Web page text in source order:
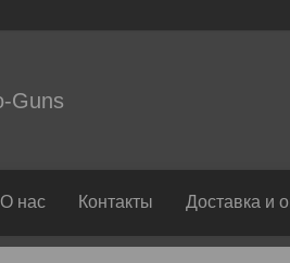
Guns
О нас Контакты Доставка и